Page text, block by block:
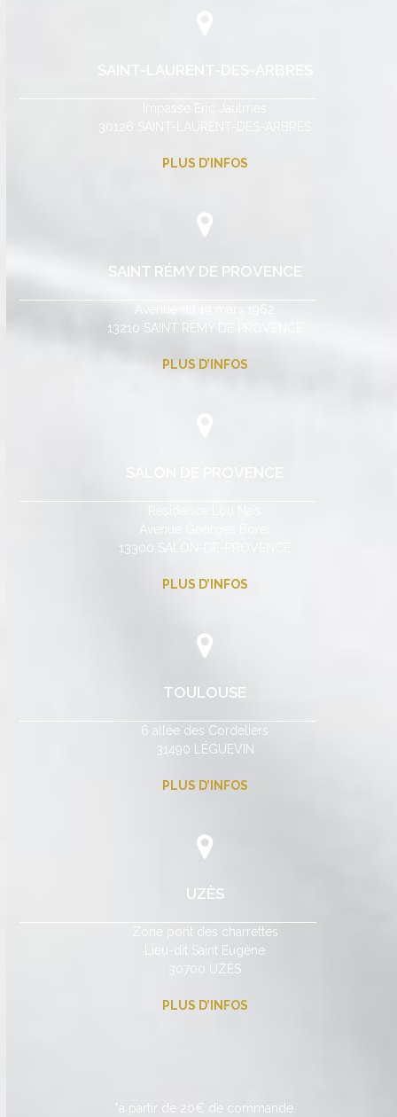
PLUS D’INFOS
SAINT RÉMY DE PROVENCE
Avenue du 19 mars 1962
13210 SAINT RÉMY DE PROVENCE
PLUS D’INFOS
Avenue Georges Borel
13300 SALON-DE-PROVENCE
PLUS D’INFOS
TOULOUSE
6 allée des Cordeliers
31490 LÉGUEVIN
PLUS D’INFOS
UZÈS
Zone pont des charrettes
Lieu-dit Saint Eugène
30700 UZÈS
PLUS D’INFOS
*à partir de 20€ de commande.